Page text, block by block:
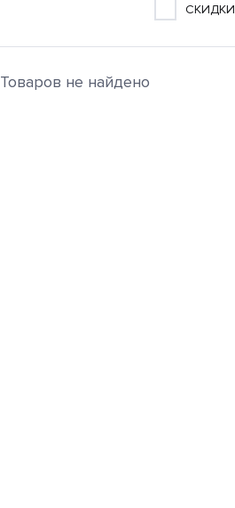
СКИДКИ
Товаров не найдено